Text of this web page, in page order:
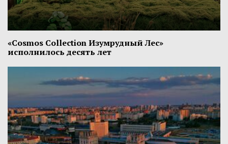
«Cosmos Collection Изумрудный Лес»
исполнилось десять лет